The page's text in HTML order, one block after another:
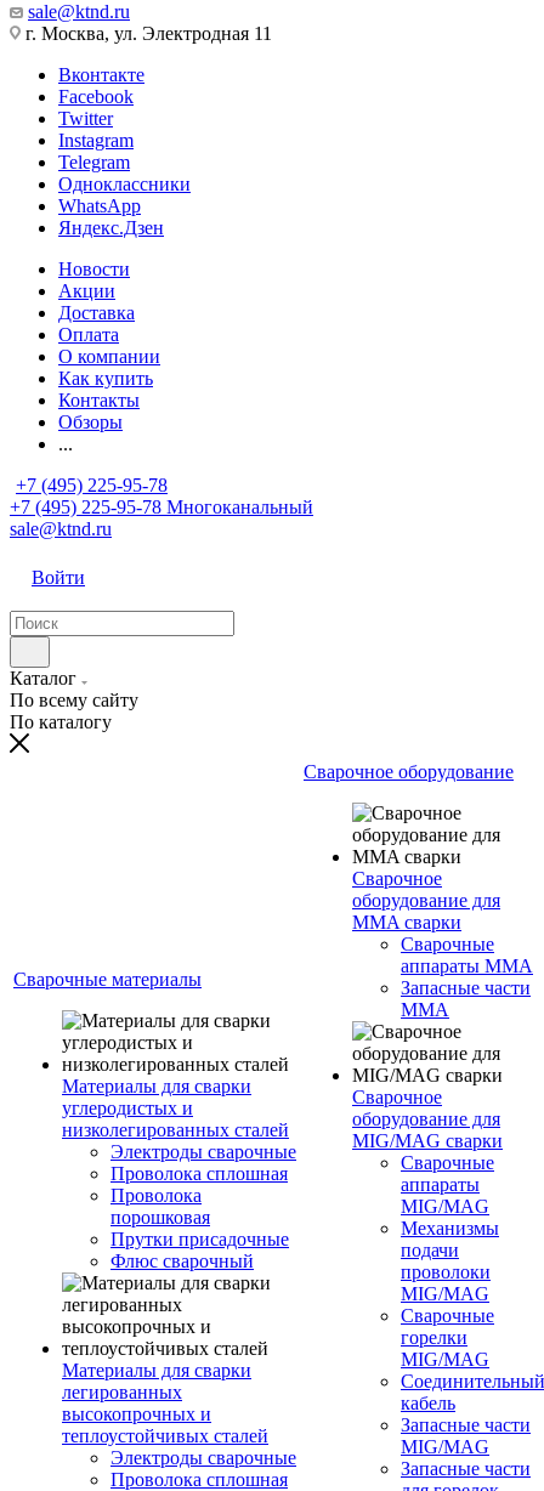
sale@ktnd.ru
г. Москва, ул. Электродная 11
Вконтакте
Facebook
Twitter
Instagram
Telegram
Одноклассники
WhatsApp
Яндекс.Дзен
Новости
Акции
Доставка
Оплата
О компании
Как купить
Контакты
Обзоры
...
+7 (495) 225-95-78
+7 (495) 225-95-78 Многоканальный
sale@ktnd.ru
Войти
Каталог
По всему сайту
По каталогу
Сварочные материалы
Материалы для сварки
углеродистых и
низколегированных сталей
Электроды сварочные
Проволока сплошная
Проволока
порошковая
Прутки присадочные
Флюс сварочный
Материалы для сварки
легированных
высокопрочных и
теплоустойчивых сталей
Электроды сварочные
Проволока сплошная
Сварочное оборудование
Сварочное
оборудование для
MMA сварки
Сварочные
аппараты MMA
Запасные части
MMA
Сварочное
оборудование для
MIG/MAG сварки
Сварочные
аппараты
MIG/MAG
Механизмы
подачи
проволоки
MIG/MAG
Сварочные
горелки
MIG/MAG
Соединительный
кабель
Запасные части
MIG/MAG
Запасные части